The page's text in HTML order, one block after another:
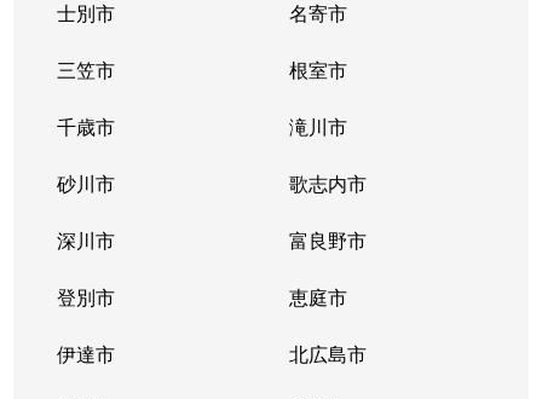
士別市 名寄市
三笠市 根室市
千歳市 滝川市
砂川市 歌志内市
深川市 富良野市
登別市 恵庭市
伊達市 北広島市